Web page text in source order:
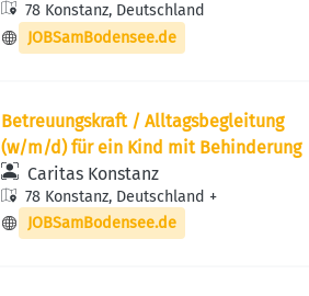
78 Konstanz, Deutschland
JOBSamBodensee.de
Betreuungskraft / Alltagsbegleitung
(w/m/d) für ein Kind mit Behinderung
Caritas Konstanz
78 Konstanz, Deutschland +
JOBSamBodensee.de